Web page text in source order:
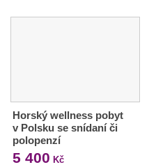
Horský wellness pobyt
v Polsku se snídaní či
polopenzí
5 400 Kč